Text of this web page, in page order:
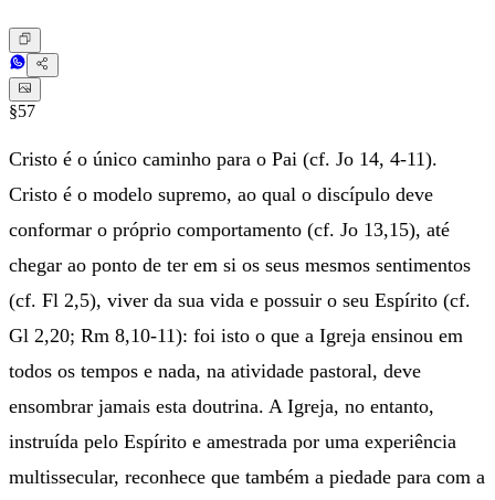
§57
Cristo é o único caminho para o Pai (cf. Jo 14, 4-11).
Cristo é o modelo supremo, ao qual o discípulo deve
conformar o próprio comportamento (cf. Jo 13,15), até
chegar ao ponto de ter em si os seus mesmos sentimentos
(cf. Fl 2,5), viver da sua vida e possuir o seu Espírito (cf.
Gl 2,20; Rm 8,10-11): foi isto o que a Igreja ensinou em
todos os tempos e nada, na atividade pastoral, deve
ensombrar jamais esta doutrina. A Igreja, no entanto,
instruída pelo Espírito e amestrada por uma experiência
multissecular, reconhece que também a piedade para com a